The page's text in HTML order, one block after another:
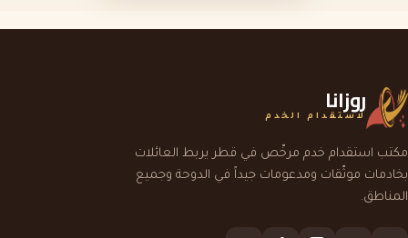
روزانا
لاستقدام الخدم
مكتب استقدام خدم مرخّص في قطر يربط العائلات
بخادمات موثّقات ومدعومات جيداً في الدوحة وجميع
المناطق.